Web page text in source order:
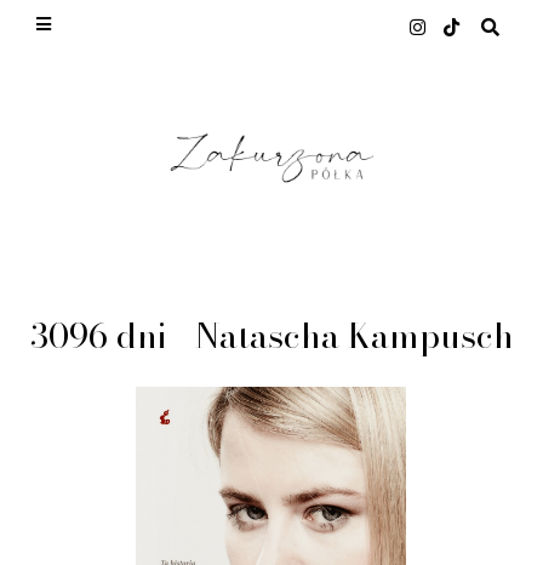
3096 dni - Natascha Kampusch
This site uses cookies from Google to deliver its
quality of service, generate usage statistics, and
to detect and address abuse.
LEARN MORE